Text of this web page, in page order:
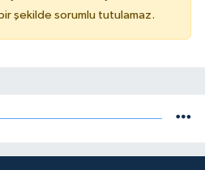
şekilde sorumlu tutulamaz.